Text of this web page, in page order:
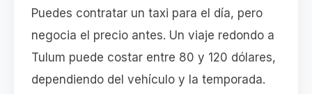
Puedes contratar un taxi para el día, pero
negocia el precio antes. Un viaje redondo a
Tulum puede costar entre 80 y 120 dólares,
dependiendo del vehículo y la temporada.